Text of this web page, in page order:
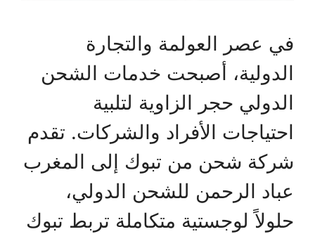
في عصر العولمة والتجارة
الدولية، أصبحت خدمات الشحن
الدولي حجر الزاوية لتلبية
احتياجات الأفراد والشركات. تقدم
شركة شحن من تبوك إلى المغرب
عباد الرحمن للشحن الدولي،
حلولاً لوجستية متكاملة تربط تبوك